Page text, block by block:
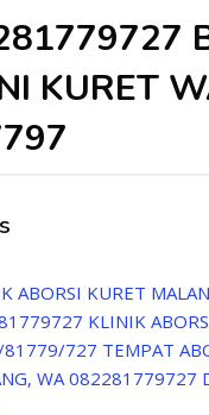
KURET
ABORSI KURET
KLINIK
727 TEMPAT
WA 082281779727